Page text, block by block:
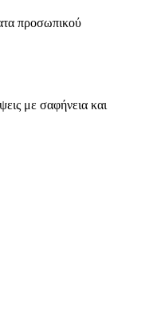
προσωπικού
με σαφήνεια και